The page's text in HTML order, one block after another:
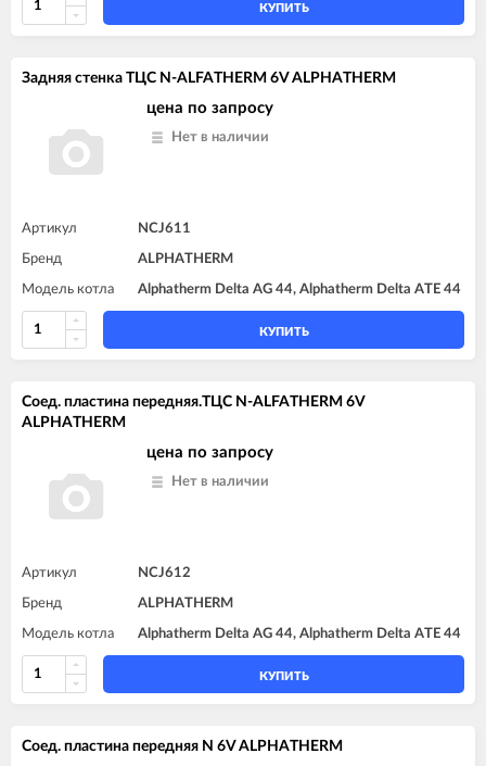
КУПИТЬ
Задняя стенка TЦC N-ALFATHERM 6V ALPHATHERM
цена по запросу
Нет в наличии
Артикул NCJ611
Бренд ALPHATHERM
Модель котла Alphatherm Delta AG 44, Alphatherm Delta ATE 44
КУПИТЬ
Соед. пластина передняя.TЦC N-ALFATHERM 6V
ALPHATHERM
цена по запросу
Нет в наличии
Артикул NCJ612
Бренд ALPHATHERM
Модель котла Alphatherm Delta AG 44, Alphatherm Delta ATE 44
КУПИТЬ
Соед. пластина передняя N 6V ALPHATHERM